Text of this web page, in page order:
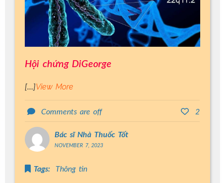
Hội chứng DiGeorge
[…]View More
Comments are off 2
Bác sĩ Nhà Thuốc Tốt
NOVEMBER 7, 2023
Tags: Thông tin